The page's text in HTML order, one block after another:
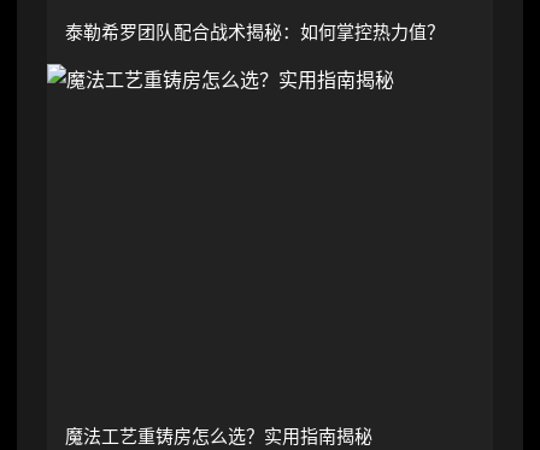
泰勒希罗团队配合战术揭秘：如何掌控热力值？
魔法工艺重铸房怎么选？实用指南揭秘